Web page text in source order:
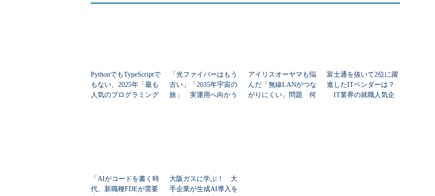
PythonでもTypeScriptで
もない、2025年「最も
人気のプログラミング
「光ファイバーはもう
古い」「2035年宇宙の
旅」 実運用へ向かう
アイリスオーヤマも悩
んだ「無線LANがつな
がりにくい」問題 何
富士通を抜いて2位に躍
進したITベンダーは？
IT業界の就職人気企
「AIがコードを書く時
代、新職種FDEが需要
大阪ガスに学ぶ！ 大
手企業が生成AI導入を